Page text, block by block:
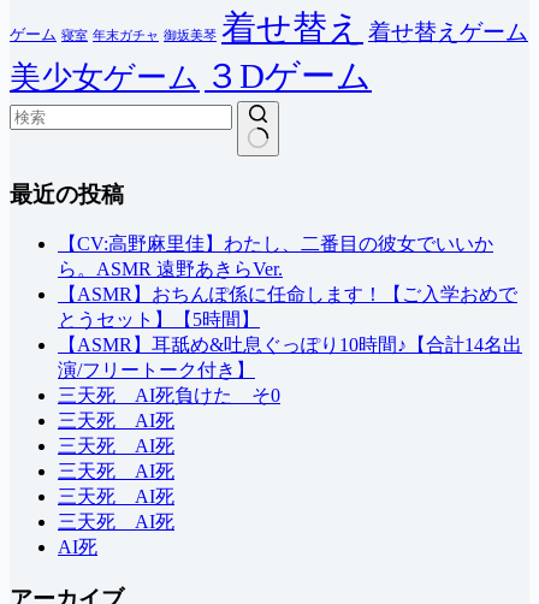
ゲーム 寝室 年末ガチャ 御坂美琴 着せ替え 着せ替えゲーム
美少女ゲーム ３Dゲーム
果
最近の投稿
【CV:高野麻里佳】わたし、二番目の彼女でいいか
ら。ASMR 遠野あきらVer.
【ASMR】おちんぽ係に任命します！【ご入学おめで
とうセット】【5時間】
【ASMR】耳舐め&吐息ぐっぽり10時間♪【合計14名出
演/フリートーク付き】
三天死 AI死負けた そ0
三天死 AI死
三天死 AI死
三天死 AI死
三天死 AI死
三天死 AI死
AI死
アーカイブ